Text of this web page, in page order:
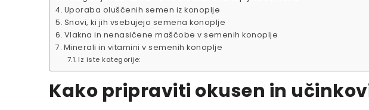
Uporaba oluščenih semen iz konoplje
Snovi, ki jih vsebujejo semena konoplje
Vlakna in nenasičene maščobe v semenih konoplje
Minerali in vitamini v semenih konoplje
Iz iste kategorije:
Kako pripraviti okusen in